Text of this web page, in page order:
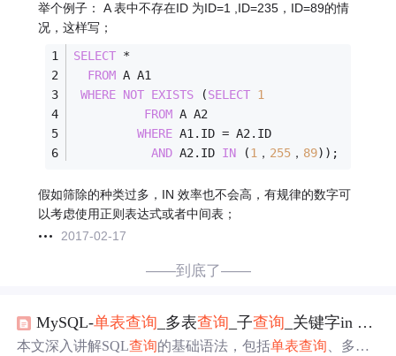
举个例子： A 表中不存在ID 为ID=1 ,ID=235，ID=89的情
况，这样写；
SELECT *
FROM A A1
WHERE NOT EXISTS (SELECT 1
FROM A A2
WHERE A1.ID = A2.ID
AND A2.ID IN (1 ， 255 ， 89));
假如筛除的种类过多，IN 效率也不会高，有规律的数字可
以考虑使用正则表达式或者中间表；
2017-02-17
——到底了——
MySQL-单表查询 _多表查询 _子查询 _关键字in any all
本文深入讲解SQL查询的基础语法，包括单表查询 、多表